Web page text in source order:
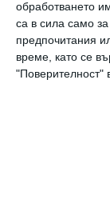
обработването
са в сила само
предпочитания
време, като се
"Поверителност"